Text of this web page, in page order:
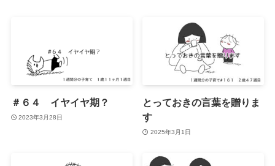
＃６４ イヤイヤ期？
2023年3月28日
とっておきの言葉を贈りま
す
2025年3月1日